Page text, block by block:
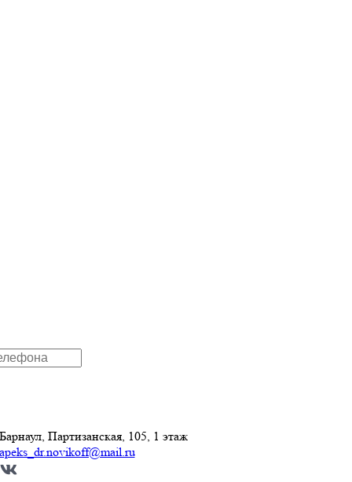
Барнаул, Партизанская, 105,​ 1 этаж
apeks_dr.novikoff@mail.ru